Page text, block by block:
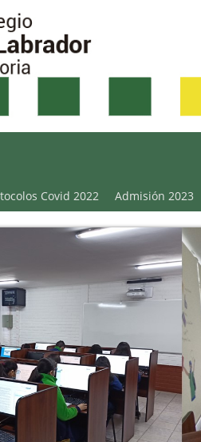
- Victoria
Covid 2022 Admisión 2023